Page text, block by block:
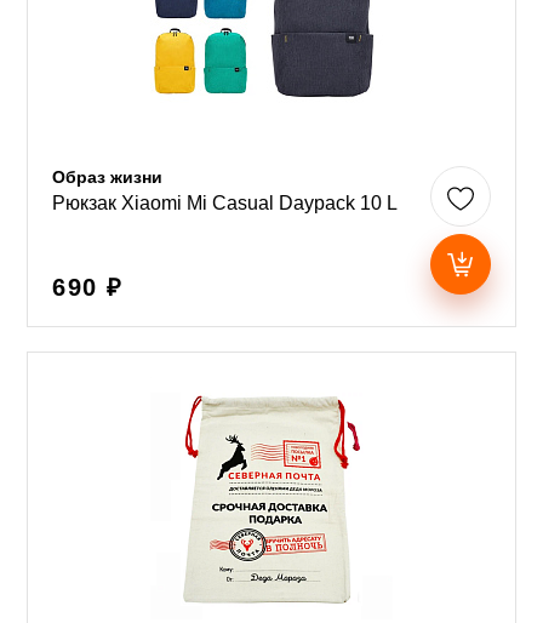
Образ жизни
Рюкзак Xiaomi Mi Casual Daypack 10 L
690 ₽